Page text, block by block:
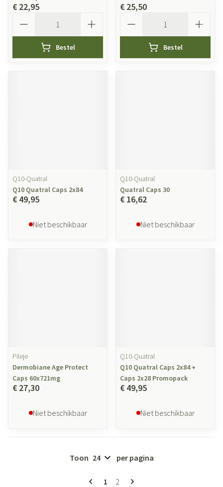
€ 22,95
Bestel
€ 25,50
Bestel
Q10-Quatral
Q10 Quatral Caps 2x84
€ 49,95
Niet beschikbaar
Q10-Quatral
Quatral Caps 30
€ 16,62
Niet beschikbaar
Pileje
Dermobiane Age Protect
Caps 60x721mg
€ 27,30
Niet beschikbaar
Q10-Quatral
Q10 Quatral Caps 2x84 +
Caps 2x28 Promopack
€ 49,95
Niet beschikbaar
Pagina's
U lees momenteel pagina
1 Pagina
2
Toon per pagina